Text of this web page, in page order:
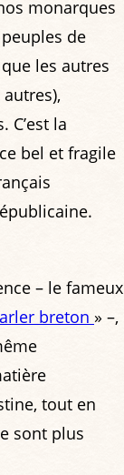
monarques
de
les autres
la
bel et fragile
– le fameux
breton » –,
tout en
sont plus